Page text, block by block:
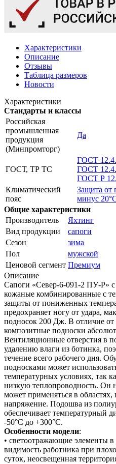
Характеристики
Описание
Отзывы
Таблица размеров
Новости
Характеристики
Стандарты и классы
Российская
промышленная
продукция
(Минпромторг)
Да
ГОСТ, ТР ТС
ГОСТ
ГОСТ
ГОСТ Р
Климатический
пояс
Защита от
минус
Общие характеристики
Производитель
Яхтинг
Вид продукции
сапоги
Сезон
зима
Пол
мужской
Ценовой сегмент Премиум
Описание
Сапоги «Север-6-091-2 ПУ-Р»
кожаные комбинированные с
защиты от пониженных
предохраняет ногу от удара,
подносок 200 Дж. В отличие от
композитные подноски
Вентиляционные отверстия в
удалению влаги из ботинка,
течение всего рабочего дня.
подносками может
температурных условиях, так
низкую теплопроводность. Он
может применяться в областях,
напряжение. Подошва из
обеспечивает температурный
-50°С до +300°С.
Особенности модели:
• светоотражающие элементы
видимость работника при
суток, неосвещенная